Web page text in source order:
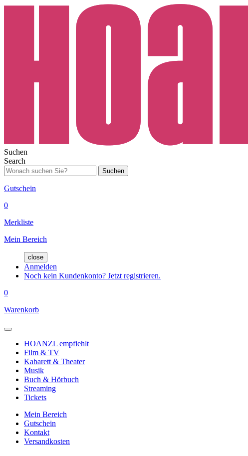
Suchen
Search
Suchen
Gutschein
0
Merkliste
Mein Bereich
close
Anmelden
Noch kein Kundenkonto? Jetzt registrieren.
0
Warenkorb
HOANZL empfiehlt
Film & TV
Kabarett & Theater
Musik
Buch & Hörbuch
Streaming
Tickets
Mein Bereich
Gutschein
Kontakt
Versandkosten